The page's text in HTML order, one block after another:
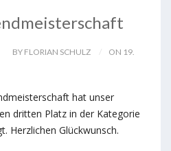
BY FLORIAN SCHULZ
ON 19.
hat unser
dritten Platz in der Kategorie
Herzlichen Glückwunsch.